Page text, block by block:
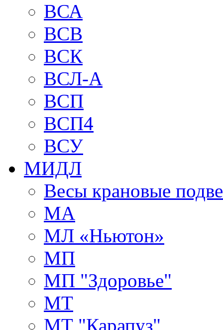
ВСА
ВСВ
ВСК
ВСЛ-А
ВСП
ВСП4
ВСУ
МИДЛ
Весы крановые
МА
МЛ «Ньютон»
МП
МП "Здоровье"
МТ
МТ "Карапуз"